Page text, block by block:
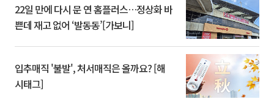
22일 만에 다시 문 연 홈플러스…정상화 바
쁜데 재고 없어 ‘발동동’[가보니]
입추매직 '불발', 처서매직은 올까요? [해
시태그]